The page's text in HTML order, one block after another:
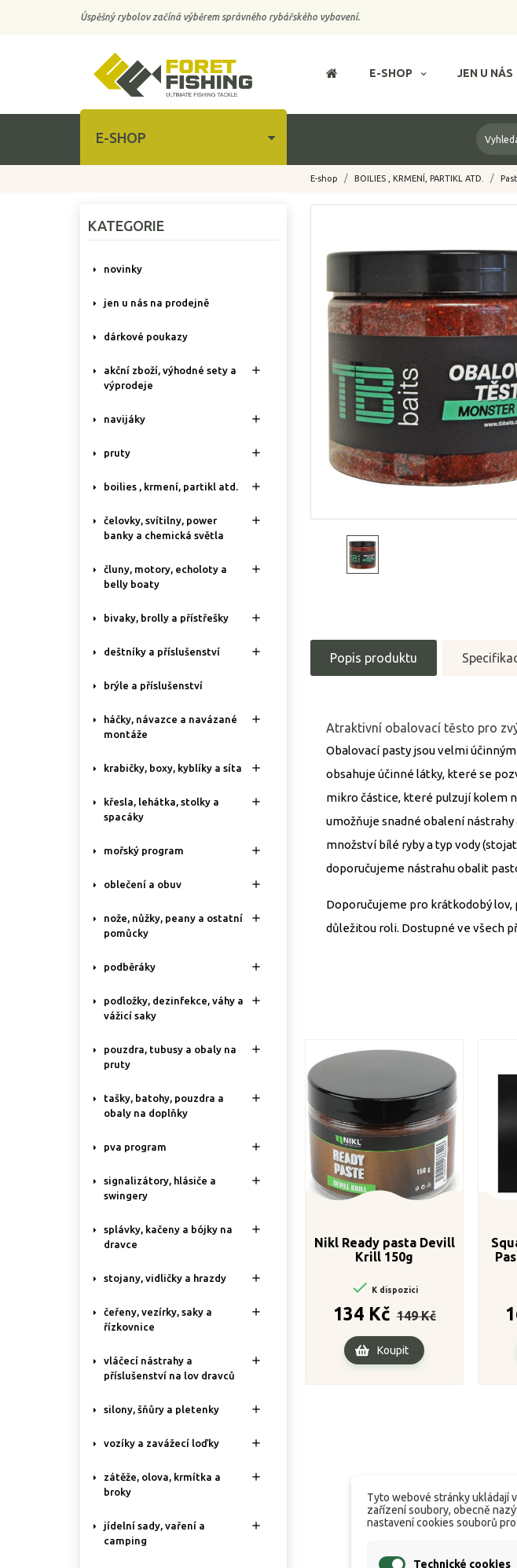
Úspěšný rybolov začíná výběrem správného rybářského vybavení.
E-SHOP JEN U NÁS
E-SHOP
E-shop BOILIES , KRMENÍ, PARTIKL ATD.
KATEGORIE
novinky
jen u nás na prodejně
dárkové poukazy
akční zboží, výhodné sety a
výprodeje

navijáky 
pruty 
boilies , krmení, partikl atd. 
čelovky, svítilny, power
banky a chemická světla

čluny, motory, echoloty a
belly boaty

bivaky, brolly a přístřešky 
deštníky a příslušenství 
brýle a příslušenství
háčky, návazce a navázané
montáže

krabičky, boxy, kyblíky a síta 
křesla, lehátka, stolky a
spacáky

mořský program 
oblečení a obuv 
nože, nůžky, peany a ostatní
pomůcky

podběráky 
podložky, dezinfekce, váhy a
vážicí saky

pouzdra, tubusy a obaly na
pruty

tašky, batohy, pouzdra a
obaly na doplňky

pva program 
signalizátory, hlásiče a
swingery

splávky, kačeny a bójky na
dravce

stojany, vidličky a hrazdy 
čeřeny, vezírky, saky a
řízkovnice

vláčecí nástrahy a
příslušenství na lov dravců

silony, šňůry a pletenky 
vozíky a zavážecí loďky 
zátěže, olova, krmítka a
broky

jídelní sady, vaření a
camping

Popis produktu
Atraktivní obalovací těsto pro
Obalovací pasty jsou velmi
obsahuje účinné látky, které se
mikro částice, které pulzují kolem
umožňuje snadné obalení
množství bílé ryby a typ vody
doporučujeme nástrahu obalit
Doporučujeme pro krátkodobý lov,
důležitou roli. Dostupné ve všech
Nikl Ready pasta Devill
Krill 150g
 K dispozici
134 Kč cena
149 Kč
Koupit
Tyto webové stránky ukládají
zařízení soubory, obecně
nastavení cookies souborů
Technické cookies